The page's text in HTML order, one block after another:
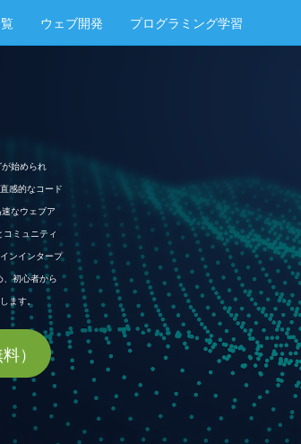
ウェブ開発 プログラミング学習
始められ
感的なコード
なウェブア
ミュニティ
ンインタープ
初心者から
ます。
）